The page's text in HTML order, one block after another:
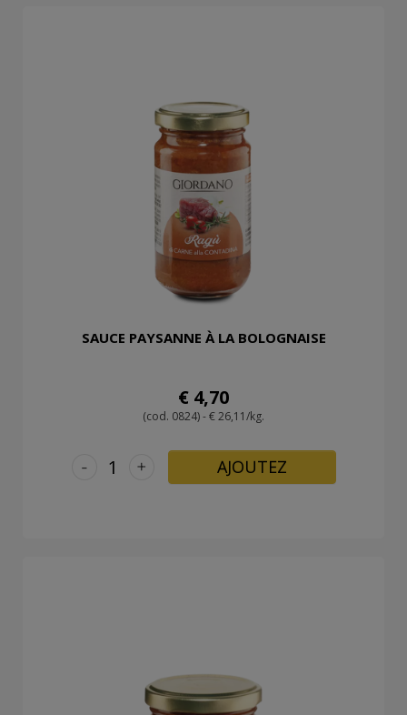
SAUCE PAYSANNE À LA BOLOGNAISE
€ 4,70
(cod. 0824) - € 26,11/kg.
+
- AJOUTEZ